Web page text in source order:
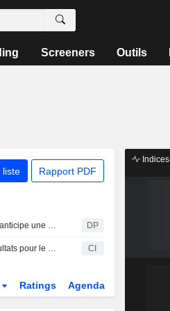
Screeners Outils
liste Rapport PDF
Le groupe spatial OHB anticipe une accélération de sa croissance au second semestre DP
OHB SE publie ses résultats pour le deuxième trimestre et le premier semestre clos le 30 juin 2026 CI
Ratings Agenda
Indices